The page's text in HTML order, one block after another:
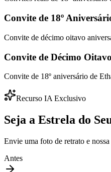
Convite de 18º
Convite de décimo oitavo
Convite de Décimo
Convite de 18º aniversário de
Recurso IA Exclusivo
Seja a Estrela do
Envie uma foto de retrato e
Antes